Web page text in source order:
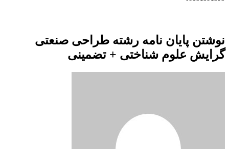
نوشتن پایان نامه رشته طراحی صنعتی
گرایش علوم شناختی + تضمینی